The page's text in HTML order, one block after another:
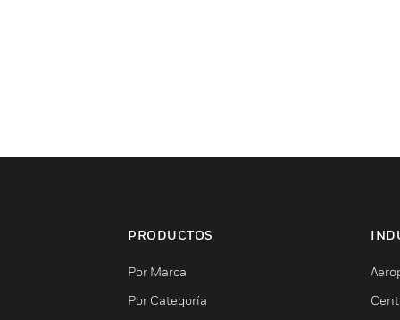
PRODUCTOS
Por Marca
Por Categoría